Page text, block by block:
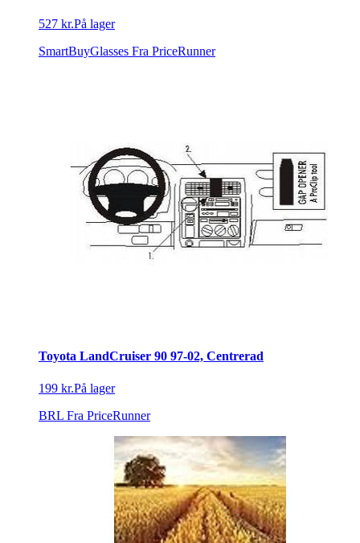
527 kr.På lager
SmartBuyGlasses Fra PriceRunner
Toyota LandCruiser 90 97-02, Centrerad
199 kr.På lager
BRL Fra PriceRunner